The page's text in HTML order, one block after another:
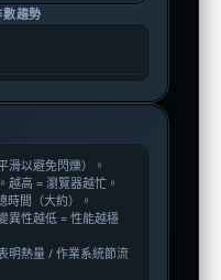
趨勢
滑以避免閃爍）。
越高 = 瀏覽器越忙。
時間（大約）。
異性越低 = 性能越穩
明熱量 / 作業系統節流